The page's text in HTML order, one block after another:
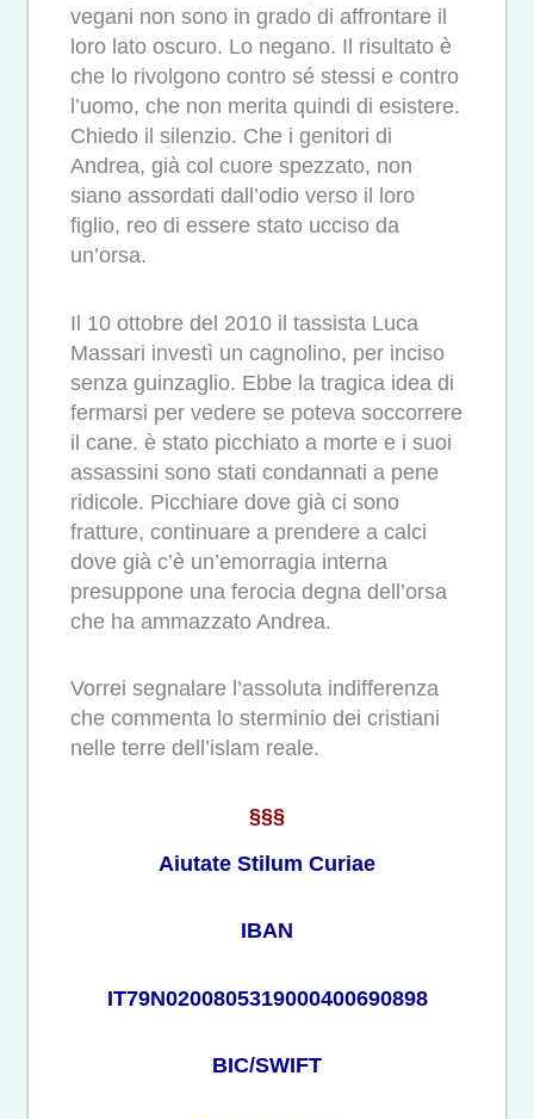
vegani non sono in grado di affrontare il
loro lato oscuro. Lo negano. Il risultato è
che lo rivolgono contro sé stessi e contro
l’uomo, che non merita quindi di esistere.
Chiedo il silenzio. Che i genitori di
Andrea, già col cuore spezzato, non
siano assordati dall’odio verso il loro
figlio, reo di essere stato ucciso da
un’orsa.
Il 10 ottobre del 2010 il tassista Luca
Massari investì un cagnolino, per inciso
senza guinzaglio. Ebbe la tragica idea di
fermarsi per vedere se poteva soccorrere
il cane. è stato picchiato a morte e i suoi
assassini sono stati condannati a pene
ridicole. Picchiare dove già ci sono
fratture, continuare a prendere a calci
dove già c’è un’emorragia interna
presuppone una ferocia degna dell’orsa
che ha ammazzato Andrea.
Vorrei segnalare l’assoluta indifferenza
che commenta lo sterminio dei cristiani
nelle terre dell’islam reale.
§§§
Aiutate Stilum Curiae
IBAN
IT79N0200805319000400690898
BIC/SWIFT